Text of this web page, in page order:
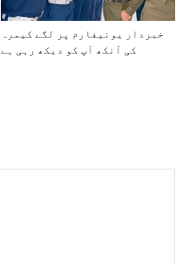
خبردار یونیفارم پر لگے کیمرہ
کی آنکھ آپ کو دیکھ رہی ہے